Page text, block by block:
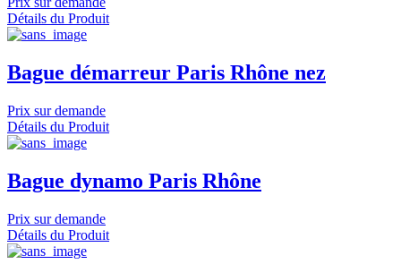
Détails du Produit
Bague démarreur Paris Rhône nez
Prix sur demande
Détails du Produit
Bague dynamo Paris Rhône
Prix sur demande
Détails du Produit